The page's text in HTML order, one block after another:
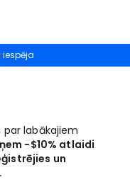
labākajiem
-$10% atlaidi
un